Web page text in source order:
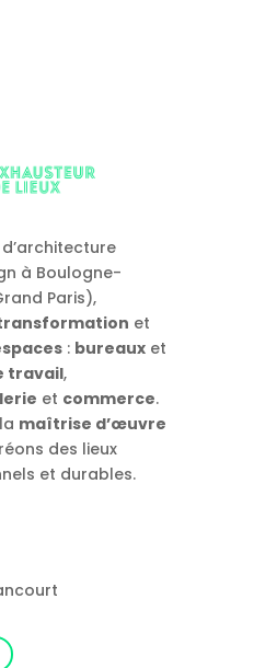
à Boulogne-
Paris),
et
: bureaux et
travail,
et commerce.
maîtrise d’œuvre
des lieux
et durables.